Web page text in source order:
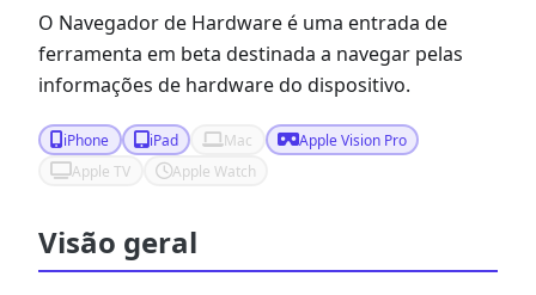
O Navegador de Hardware é uma entrada de
ferramenta em beta destinada a navegar pelas
informações de hardware do dispositivo.
iPhone iPad Mac
Apple Vision Pro
Apple TV
Apple Watch
Visão geral